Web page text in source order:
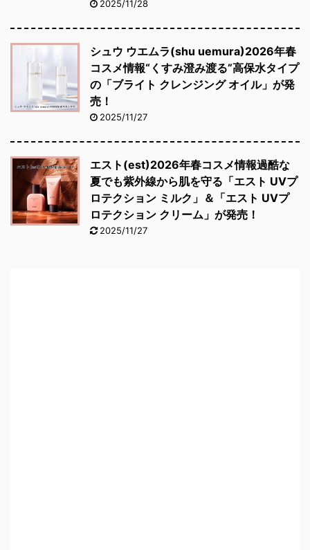
2025/11/28
シュウ ウエムラ(shu uemura)2026年春
コスメ情報“くすみ澄み渡る”高保水タイプ
の「ブライト クレンジング オイル」が発
売！
2025/11/27
エスト(est)2026年春コスメ情報過酷な
夏でも紫外線から肌を守る「エスト UVプ
ロテクション ミルク」＆「エスト UVプ
ロテクション クリーム」が発売！
2025/11/27